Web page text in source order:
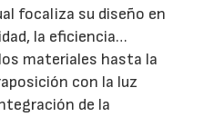
focaliza su diseño en
la eficiencia…
materiales hasta la
con la luz
de la